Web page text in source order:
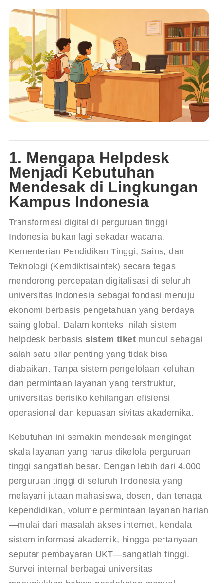
1. Mengapa Helpdesk
Menjadi Kebutuhan
Mendesak di Lingkungan
Kampus Indonesia
Transformasi digital di perguruan tinggi
Indonesia bukan lagi sekadar wacana.
Kementerian Pendidikan Tinggi, Sains, dan
Teknologi (Kemdiktisaintek) secara tegas
mendorong percepatan digitalisasi di seluruh
universitas Indonesia sebagai fondasi menuju
ekonomi berbasis pengetahuan yang berdaya
saing global. Dalam konteks inilah sistem
helpdesk berbasis sistem tiket muncul sebagai
salah satu pilar penting yang tidak bisa
diabaikan. Tanpa sistem pengelolaan keluhan
dan permintaan layanan yang terstruktur,
universitas berisiko kehilangan efisiensi
operasional dan kepuasan sivitas akademika.
Kebutuhan ini semakin mendesak mengingat
skala layanan yang harus dikelola perguruan
tinggi sangatlah besar. Dengan lebih dari 4.000
perguruan tinggi di seluruh Indonesia yang
melayani jutaan mahasiswa, dosen, dan tenaga
kependidikan, volume permintaan layanan harian
—mulai dari masalah akses internet, kendala
sistem informasi akademik, hingga pertanyaan
seputar pembayaran UKT—sangatlah tinggi.
Survei internal berbagai universitas